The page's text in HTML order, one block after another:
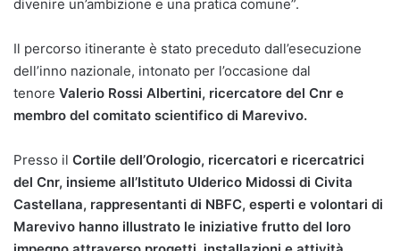
divenire un’ambizione e una pratica comune”.
Il percorso itinerante è stato preceduto dall’esecuzione
dell’inno nazionale, intonato per l’occasione dal
tenore Valerio Rossi Albertini, ricercatore del Cnr e
membro del comitato scientifico di Marevivo.
Presso il Cortile dell’Orologio, ricercatori e ricercatrici
del Cnr, insieme all’Istituto Ulderico Midossi di Civita
Castellana, rappresentanti di NBFC, esperti e volontari di
Marevivo hanno illustrato le iniziative frutto del loro